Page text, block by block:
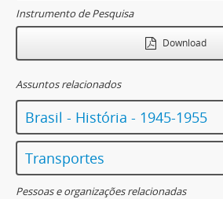
Instrumento de Pesquisa
Download
Assuntos relacionados
Brasil - História - 1945-1955
Transportes
Pessoas e organizações relacionadas